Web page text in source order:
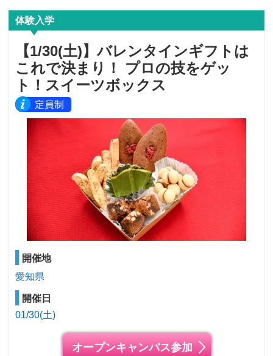
体験入学
【1/30(土)】バレンタインギフトは
これで決まり！ プロの技をゲッ
ト！スイーツボックス
定員制
開催地
愛知県
開催日
01/30(土)
オープンキャンパス参加